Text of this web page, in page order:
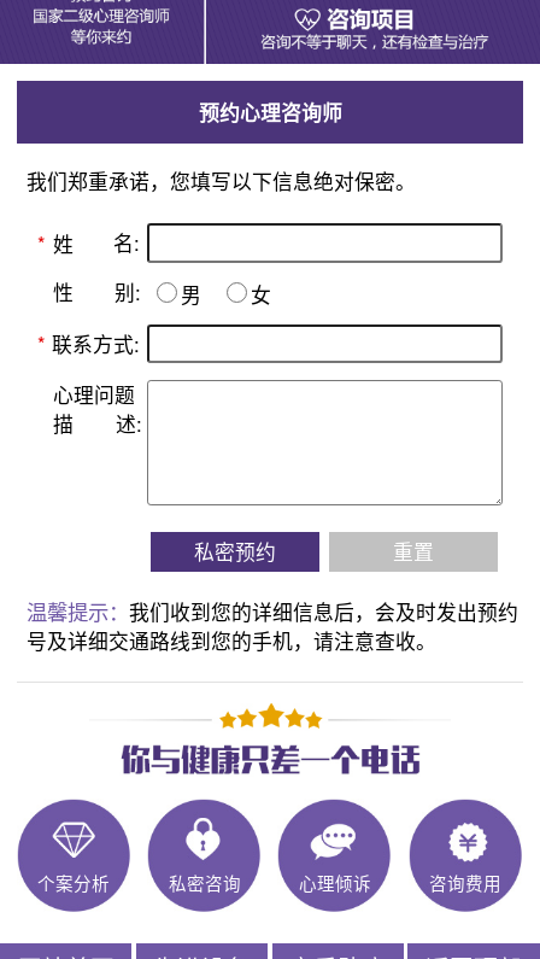
预约心理咨询师
我们郑重承诺，您填写以下信息绝对保密。
* 姓 名:
性 别: 男
女
* 联系方式:
心理问题
描
述:
私密预约 重置
温馨提示：我们收到您的详细信息后，会及时发出预约
号及详细交通路线到您的手机，请注意查收。
个案分析 私密咨询 心理倾诉 咨询费用